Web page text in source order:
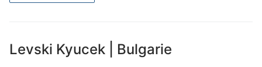
Levski Kyucek | Bulgarie